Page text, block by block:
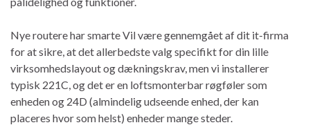
Nye routere har smarte Vil være gennemgået af dit it-firma
for at sikre, at det allerbedste valg specifikt for din lille
virksomhedslayout og dækningskrav, men vi installerer
typisk 221C, og det er en loftsmonterbar røgføler som
enheden og 24D (almindelig udseende enhed, der kan
placeres hvor som helst) enheder mange steder.